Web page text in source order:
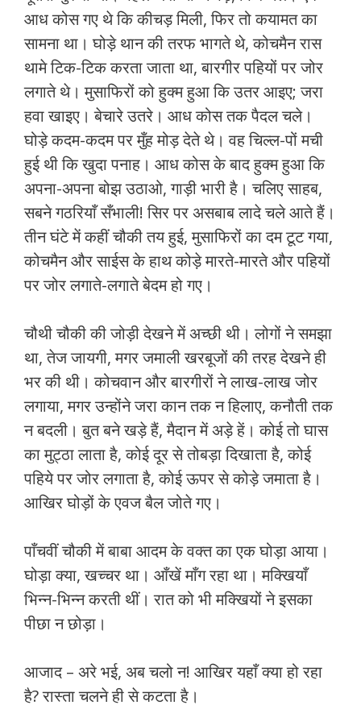
आध कोस गए थे कि कीचड़ मिली, फिर तो कयामत का
सामना था। घोड़े थान की तरफ भागते थे, कोचमैन रास
थामे टिक-टिक करता जाता था, बारगीर पहियों पर जोर
लगाते थे। मुसाफिरों को हुक्म हुआ कि उतर आइए; जरा
हवा खाइए। बेचारे उतरे। आध कोस तक पैदल चले।
घोड़े कदम-कदम पर मुँह मोड़ देते थे। वह चिल्ल-पों मची
हुई थी कि खुदा पनाह। आध कोस के बाद हुक्म हुआ कि
अपना-अपना बोझ उठाओ, गाड़ी भारी है। चलिए साहब,
सबने गठरियाँ सँभाली! सिर पर असबाब लादे चले आते हैं।
तीन घंटे में कहीं चौकी तय हुई, मुसाफिरों का दम टूट गया,
कोचमैन और साईस के हाथ कोड़े मारते-मारते और पहियों
पर जोर लगाते-लगाते बेदम हो गए।
चौथी चौकी की जोड़ी देखने में अच्छी थी। लोगों ने समझा
था, तेज जायगी, मगर जमाली खरबूजों की तरह देखने ही
भर की थी। कोचवान और बारगीरों ने लाख-लाख जोर
लगाया, मगर उन्होंने जरा कान तक न हिलाए, कनौती तक
न बदली। बुत बने खड़े हैं, मैदान में अड़े हें। कोई तो घास
का मुट्ठा लाता है, कोई दूर से तोबड़ा दिखाता है, कोई
पहिये पर जोर लगाता है, कोई ऊपर से कोड़े जमाता है।
आखिर घोड़ों के एवज बैल जोते गए।
पाँचवीं चौकी में बाबा आदम के वक्त का एक घोड़ा आया।
घोड़ा क्या, खच्चर था। आँखें माँग रहा था। मक्खियाँ
भिन्न-भिन्न करती थीं। रात को भी मक्खियों ने इसका
पीछा न छोड़ा।
आजाद – अरे भई, अब चलो न! आखिर यहाँ क्या हो रहा
है? रास्ता चलने ही से कटता है।